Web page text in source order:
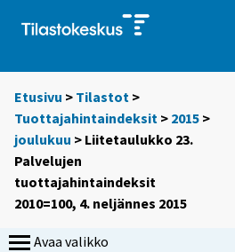
Etusivu > Tilastot >
Tuottajahintaindeksit > 2015 >
joulukuu > Liitetaulukko 23.
Palvelujen
tuottajahintaindeksit
2010=100, 4. neljännes 2015
Avaa valikko